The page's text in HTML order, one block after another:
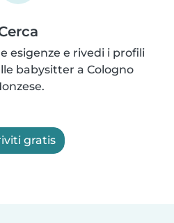
esigenze e rivedi i profili
babysitter a Cologno
gratis